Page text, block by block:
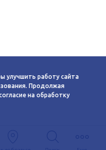
улучшить работу сайта
Продолжая
на обработку